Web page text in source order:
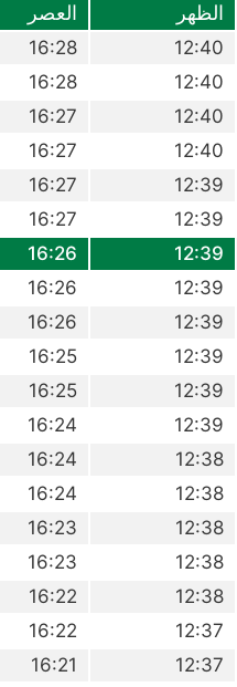
الظهر العصر
12:40
16:28
12:40
16:28
12:40
16:27
12:40
16:27
12:39
16:27
12:39
16:27
12:39
16:26
12:39
16:26
12:39
16:26
12:39
16:25
12:39
16:25
12:39
16:24
12:38
16:24
12:38
16:24
12:38
16:23
12:38
16:23
12:38
16:22
12:37
16:22
12:37
16:21